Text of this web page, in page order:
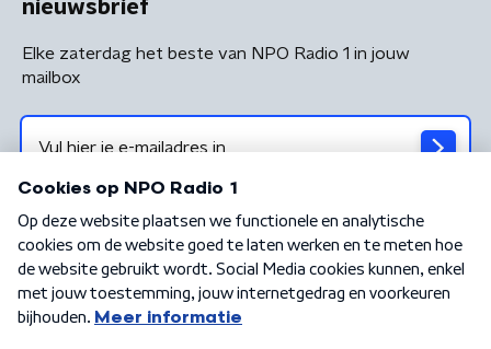
nieuwsbrief
Elke zaterdag het beste van NPO Radio 1 in jouw
mailbox
Algemene voorwaarden Privacybeleid